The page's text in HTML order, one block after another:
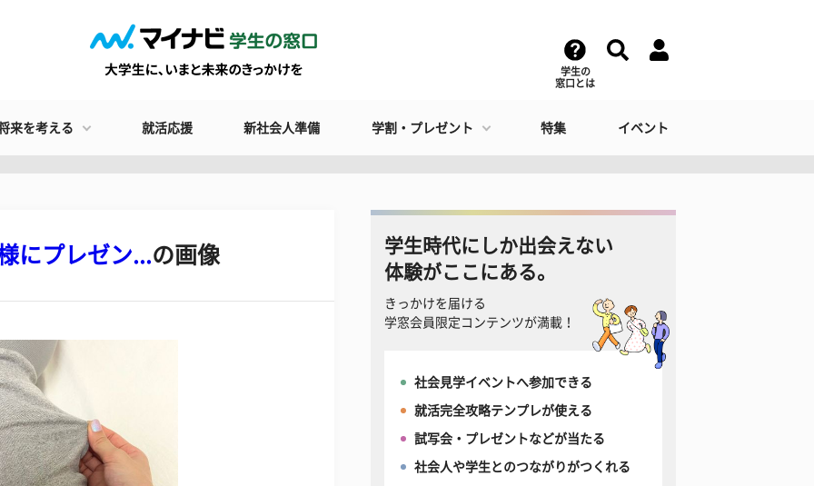
学生の
窓口とは
来を考える 就活応援 新社会人準備 学割・プレゼント 特集 イベント
にプレゼン...の画像
学生時代にしか出会えない
体験がここにある。
きっかけを届ける
学窓会員限定コンテンツが満載！
社会見学イベントへ参加できる
就活完全攻略テンプレが使える
試写会・プレゼントなどが当たる
社会人や学生とのつながりがつくれる